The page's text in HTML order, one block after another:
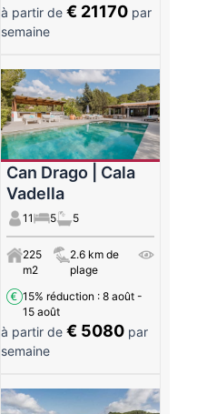
à partir de€ 21170 par
semaine
Can Drago | Cala
Vadella
11 5 5
225
m2
2.6 km de
plage
15% réduction : 8 août -
15 août
à partir de€ 5080 par
semaine